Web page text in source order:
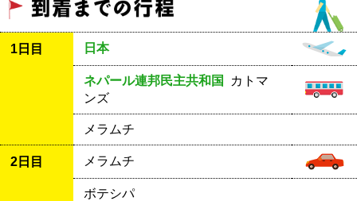
1日目 日本
ネパール連邦民主共和国
カトマ
ンズ
メラムチ
2日目 メラムチ
ボテシパ